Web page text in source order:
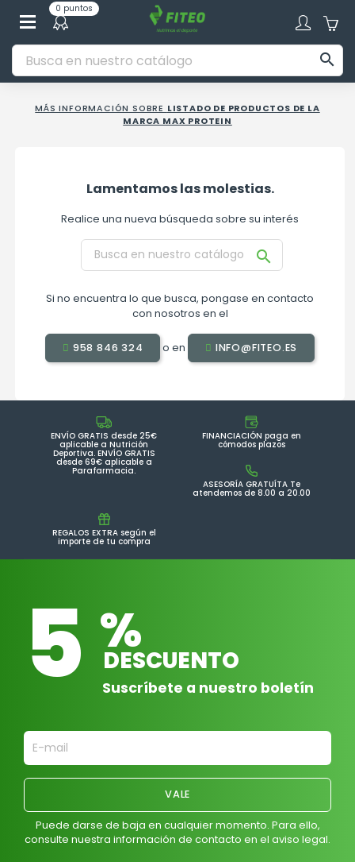
0 puntos

MÁS INFORMACIÓN SOBRE LISTADO DE PRODUCTOS DE LA
MARCA MAX PROTEIN
Lamentamos las molestias.
Realice una nueva búsqueda sobre su interés

Si no encuentra lo que busca, pongase en contacto
con nosotros en el
958 846 324 o en INFO@FITEO.ES
ENVÍO GRATIS desde 25€
aplicable a Nutrición
Deportiva. ENVÍO GRATIS
desde 69€ aplicable a
Parafarmacia.
FINANCIACIÓN paga en
cómodos plazos
ASESORÍA GRATUÍTA Te
atendemos de 8.00 a 20.00
REGALOS EXTRA según el
importe de tu compra
5 %
DESCUENTO
Suscríbete a nuestro boletín
Puede darse de baja en cualquier momento. Para ello,
consulte nuestra información de contacto en el aviso legal.